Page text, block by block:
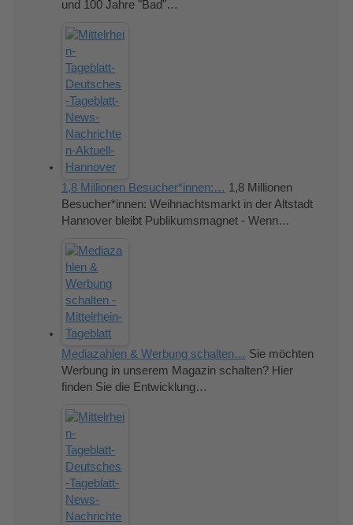
und 100 Jahre "Bad"…
1,8 Millionen Besucher*innen:… 1,8 Millionen
Besucher*innen: Weihnachtsmarkt in der Altstadt
Hannover bleibt Publikumsmagnet - Wenn…
Mediazahlen & Werbung schalten… Sie möchten
Werbung in unserem Magazin schalten? Hier
finden Sie die Entwicklung…